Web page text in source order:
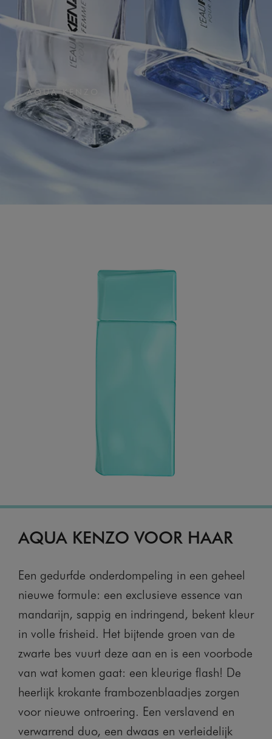
AQUA KENZO
AQUA KENZO VOOR HAAR
Een gedurfde onderdompeling in een geheel
nieuwe formule: een exclusieve essence van
mandarijn, sappig en indringend, bekent kleur
in volle frisheid. Het bijtende groen van de
zwarte bes vuurt deze aan en is een voorbode
van wat komen gaat: een kleurige flash! De
heerlijk krokante frambozenblaadjes zorgen
voor nieuwe ontroering. Een verslavend en
verwarrend duo, een dwaas en verleidelijk